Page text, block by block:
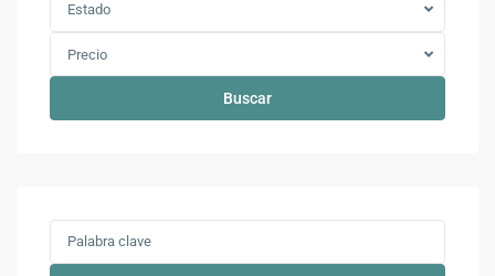
Estado
Precio
Buscar